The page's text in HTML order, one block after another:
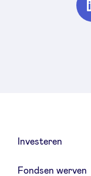
Investeren
Fondsen werven